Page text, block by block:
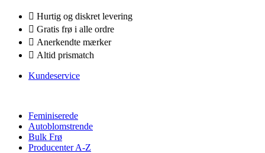
Hurtig og diskret levering
Gratis frø i alle ordre
Anerkendte mærker
Altid prismatch
Kundeservice
Feminiserede
Autoblomstrende
Bulk Frø
Producenter A-Z